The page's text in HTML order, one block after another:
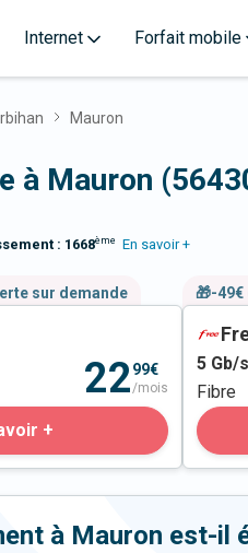
Internet Forfait mobile
Mauron
à Mauron
: 1668ème En savoir +
sur demande
2299€
/mois
+
🎁-
5 Gb/s
Fibre
à Mauron est-il